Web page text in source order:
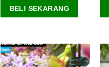
BELI SEKARANG